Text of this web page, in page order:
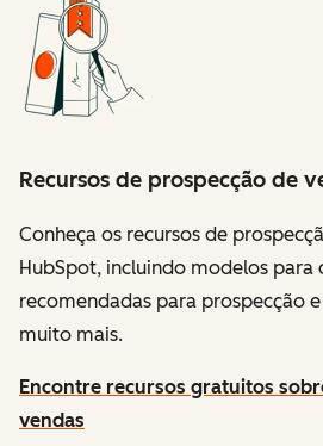
Recursos de prospecção de
Conheça os recursos de
HubSpot, incluindo modelos para
recomendadas para prospecção
muito mais.
Encontre recursos gratuitos
vendas